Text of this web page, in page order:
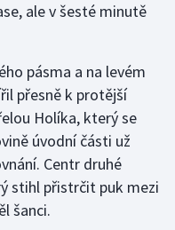
ale v šesté minutě
pásma a na levém
přesně k protější
Holíka, který se
úvodní části už
Centr druhé
stihl přistrčit puk mezi
šanci.